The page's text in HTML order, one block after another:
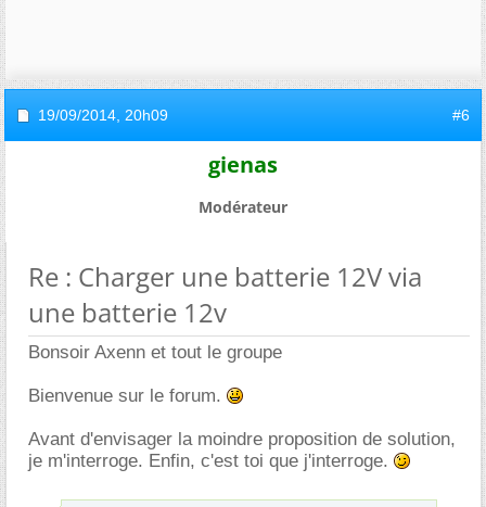
19/09/2014, 20h09 #6
gienas
Modérateur
Re : Charger une batterie 12V via
une batterie 12v
Bonsoir Axenn et tout le groupe
Bienvenue sur le forum.
Avant d'envisager la moindre proposition de solution,
je m'interroge. Enfin, c'est toi que j'interroge.